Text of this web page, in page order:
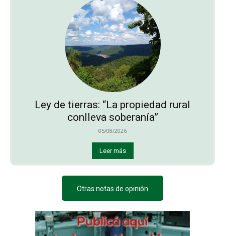
Ley de tierras: “La propiedad rural
conlleva soberanía”
05/08/2026
Leer más
Otras notas de opinión